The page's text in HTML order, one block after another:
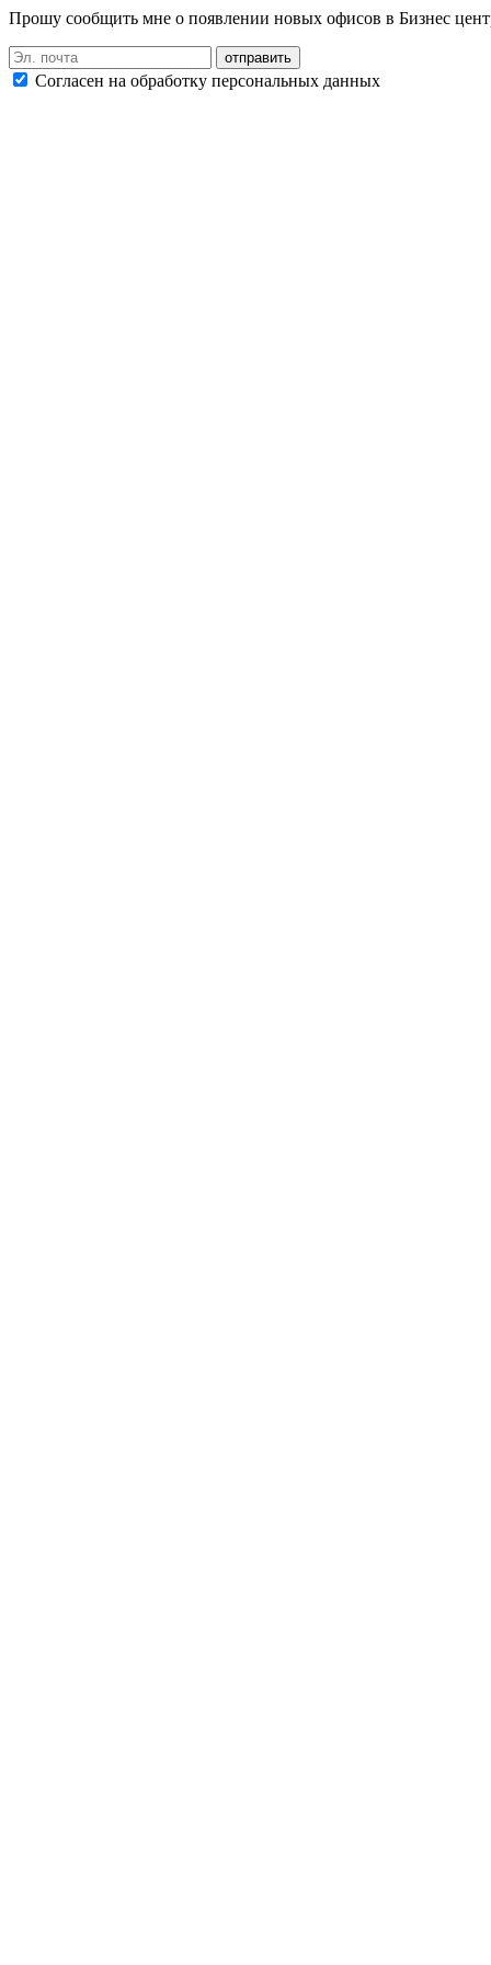
Прошу сообщить мне о появлении новых офисов в Бизнес
Согласен на обработку персональных данных